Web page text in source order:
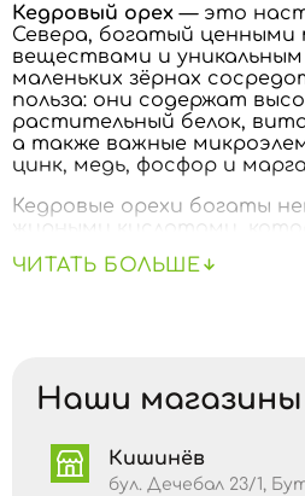
Кедровый орех — это
Севера, богатый
веществами и уникальным
маленьких зёрнах
польза: они содержат
растительный белок,
а также важные
цинк, медь, фосфор и
Кедровые орехи богаты
жирными кислотами,
укрепляют сердце и
Благодаря нежному
добавления в салаты,
Это не только вкусный,
полезный продукт,
ЧИТАТЬ БОЛЬШЕ
Наши магазины
Кишинёв
бул. Дечебал 23/1,